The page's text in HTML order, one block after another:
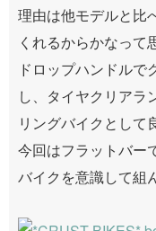
理由は他モデルと比
くれるからかなって
ドロップハンドルで
し、タイヤクリアラ
リングバイクとして
今回はフラットバー
バイクを意識して組